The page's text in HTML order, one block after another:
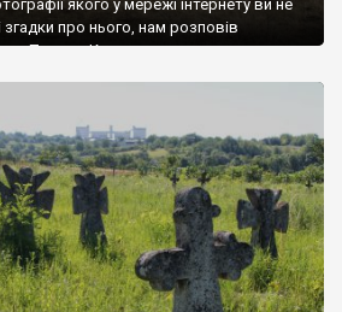
якого у мережі інтернету ви не
згадки про нього, нам розповів
Палац у Красному вразив не лише